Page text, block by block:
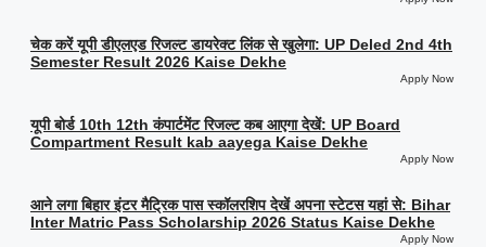
चेक करें यूपी डीएलएड रिजल्ट डायरेक्ट लिंक से खुलेगा: UP Deled 2nd 4th
Semester Result 2026 Kaise Dekhe
Apply Now
यूपी बोर्ड 10th 12th कंपार्टमेंट रिजल्ट कब आएगा देखें: UP Board
Compartment Result kab aayega Kaise Dekhe
Apply Now
आने लगा बिहार इंटर मैट्रिक पास स्कॉलरशिप देखें अपना स्टेटस यहां से: Bihar
Inter Matric Pass Scholarship 2026 Status Kaise Dekhe
Apply Now